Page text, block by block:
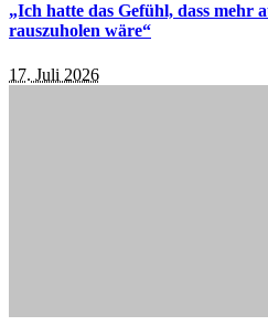
„Ich hatte das Gefühl, dass mehr
rauszuholen wäre“
17. Juli 2026